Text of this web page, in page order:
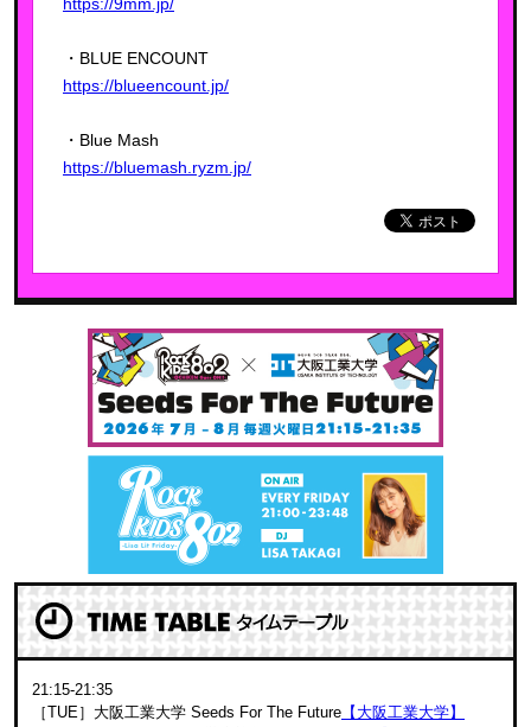
https://9mm.jp/
・BLUE ENCOUNT
https://blueencount.jp/
・Blue Mash
https://bluemash.ryzm.jp/
21:15-21:35
［TUE］大阪工業大学 Seeds For The Future 【大阪工業大学】